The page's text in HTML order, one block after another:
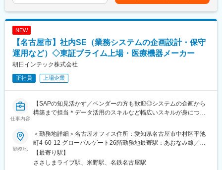
残業時間は月平均30H程度です。就業時間の管理は徹底されてお
り、全社的に月40時間を超えることはほぼありません。また、1
年間（予定）の教育期間経過後はリモート勤務も可能です。
■当社の強み
90％以上がカテーテル治療が選択されています。その治療に使用
されるカテーテルおよびガイドワイヤ（カテーテルを治療部へ導
す。また、世界110の国と地域でのグローバル規模でのシェアも
拡大し続けています。
変更の範囲：会社の定める業務
NEW
【名古屋市】社内SE（業務システムの企画設計・保守
運用など）◇東証プライム上場・医療機器メーカー
朝日インテック株式会社
正社員 上場企業
仕事内容
【SAPの知見活かす／ベンダーの方も歓迎◎システムの企画から
構築まで担当＊データ活用のスキルなど幅広いスキルが身につく
■業務内容：
ご本人の希望、会社判断により、下記いずれかの業務を担ってい
ただきます。
（1）基幹システム（生産管理・販売物流・購買管理・原価管理・
勤務地
＜勤務地詳細＞名古屋オフィス住所：愛知県名古屋市中村区平池
町4-60-12 グローバルゲート26階勤務地最寄駅：あおなみ線／さ
さしまライブ駅受動喫煙対策：敷地内全面禁煙
【最寄り駅】
ささしまライブ駅、米野駅、名鉄名古屋駅